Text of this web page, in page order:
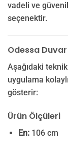
vadeli ve
seçenektir.
Odessa Duvar
Aşağıdaki
uygulama
gösterir:
Ürün Ölçüleri
En:106 cm